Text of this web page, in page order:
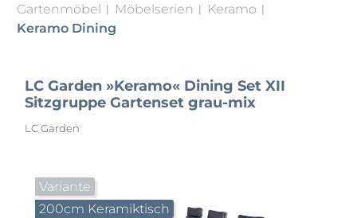
Gartenmöbel | Möbelserien | Keramo |
Keramo Dining
LC Garden »Keramo« Dining Set XII
Sitzgruppe Gartenset grau-mix
LC Garden
Variante
200cm Keramiktisch